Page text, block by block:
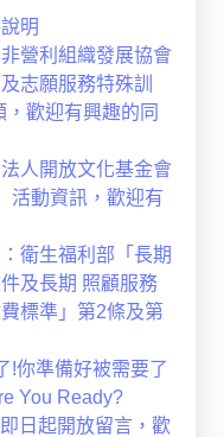
明
營利組織發展協會
志願服務特殊訓
歡迎有興趣的同
人開放文化基金會
活動資訊，歡迎有
衛生福利部「長期
及長期 照顧服務
標準」第2條及第
!你準備好被需要了
You Ready?
日起開放留言，歡